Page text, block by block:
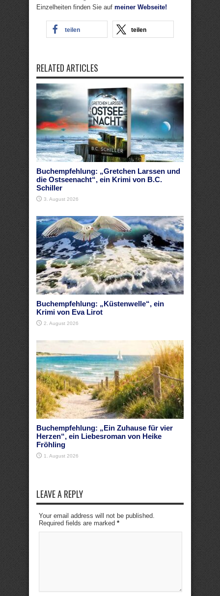
Einzelheiten finden Sie auf meiner Webseite!
teilen teilen
RELATED ARTICLES
Buchempfehlung: „Gretchen Larssen und
die Ostseenacht“, ein Krimi von B.C.
Schiller
3. August 2026
Buchempfehlung: „Küstenwelle“, ein
Krimi von Eva Lirot
2. August 2026
Buchempfehlung: „Ein Zuhause für vier
Herzen“, ein Liebesroman von Heike
Fröhling
1. August 2026
LEAVE A REPLY
Your email address will not be published.
Required fields are marked *